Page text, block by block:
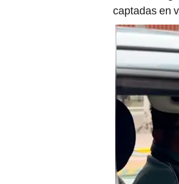
captadas en